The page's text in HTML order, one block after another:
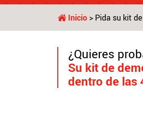
Inicio > Pida su kit
¿Quieres
Su kit de
dentro de las